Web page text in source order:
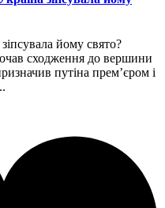
йому свято?
сходження до вершини
путіна прем’єром і